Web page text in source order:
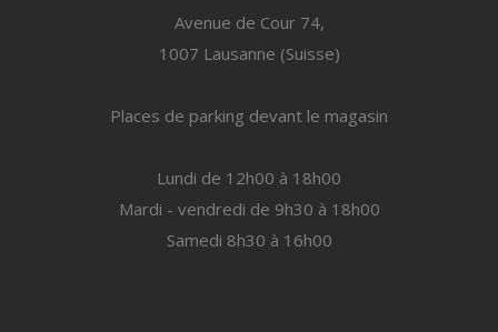
Avenue de Cour 74,
1007 Lausanne (Suisse)
Places de parking devant le magasin
Lundi de 12h00 à 18h00
Mardi - vendredi de 9h30 à 18h00
Samedi 8h30 à 16h00